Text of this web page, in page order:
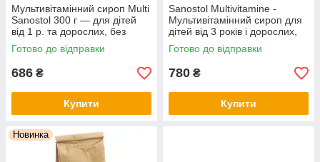
Мультивітамінний сироп Multi
Sanostol 300 г — для дітей
від 1 р. та дорослих, без
цукру, з апельсиновим
смаком, Німеччина
Готово до відправки
686 ₴
Купити
Sanostol Multivitamine -
Мультивітамінний сироп для
дітей від 3 років і дорослих,
без цукру, з натуральним
апельсиновим смаком
Готово до відправки
780 ₴
Купити
Новинка